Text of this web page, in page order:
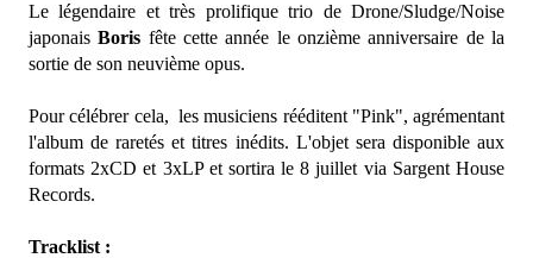
Le légendaire et très prolifique trio de Drone/Sludge/Noise
japonaisBoris fête cette année le onzième anniversaire de la
sortie de son neuvième opus.
Pour célébrer cela, les musiciens rééditent "Pink", agrémentant
l'album de raretés et titres inédits. L'objet sera disponible aux
formats 2xCD et 3xLP et sortira le 8 juillet via Sargent House
Records.
Tracklist :